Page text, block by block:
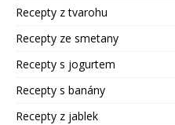
Recepty z tvarohu
Recepty ze smetany
Recepty s jogurtem
Recepty s banány
Recepty z jablek